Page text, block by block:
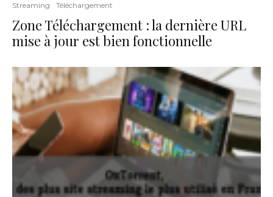
Streaming Téléchargement
Zone Téléchargement : la dernière URL
mise à jour est bien fonctionnelle